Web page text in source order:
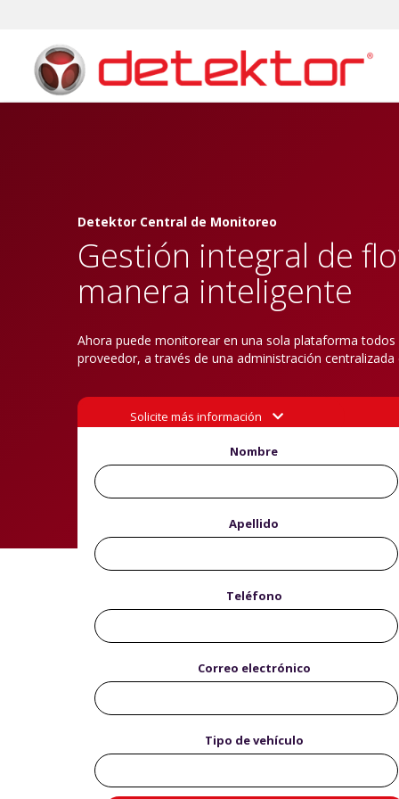
Detektor Central de Monitoreo
Gestión integral de
manera inteligente
Ahora puede monitorear en una sola plataforma
proveedor, a través de una administración centralizada
Solicite más información 
Nombre
Apellido
Teléfono
Correo electrónico
Tipo de vehículo